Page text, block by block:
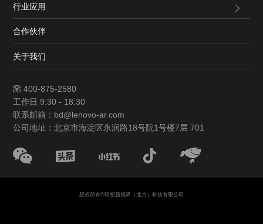
行业应用
合作伙伴
关于我们
400-875-2580
工作日 9:30 - 18:30
联系邮箱：bd@lenovo-ar.com
公司地址：北京市海淀区永润路18号院1号楼7层 701‌
版权所有©联想新视界（北京）科技有限公司